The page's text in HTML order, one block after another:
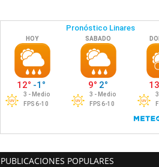
PUBLICACIONES POPULARES